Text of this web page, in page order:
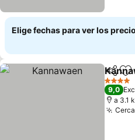
Elige fechas para ver los
4 Estrellas
9,0
a 3.1